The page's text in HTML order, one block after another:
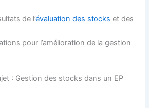
de l’évaluation des stockset des
pour l’amélioration de la gestion
: Gestion des stocks dans un EP